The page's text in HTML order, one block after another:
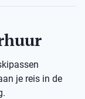
je reis in de